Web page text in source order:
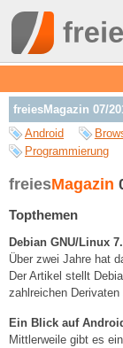
freiesMagazin 07/
Android
Programmierung
freiesMagazin
Topthemen
Debian GNU/Linux
Über zwei Jahre hat
Der Artikel stellt
zahlreichen
Ein Blick auf
Mittlerweile gibt es